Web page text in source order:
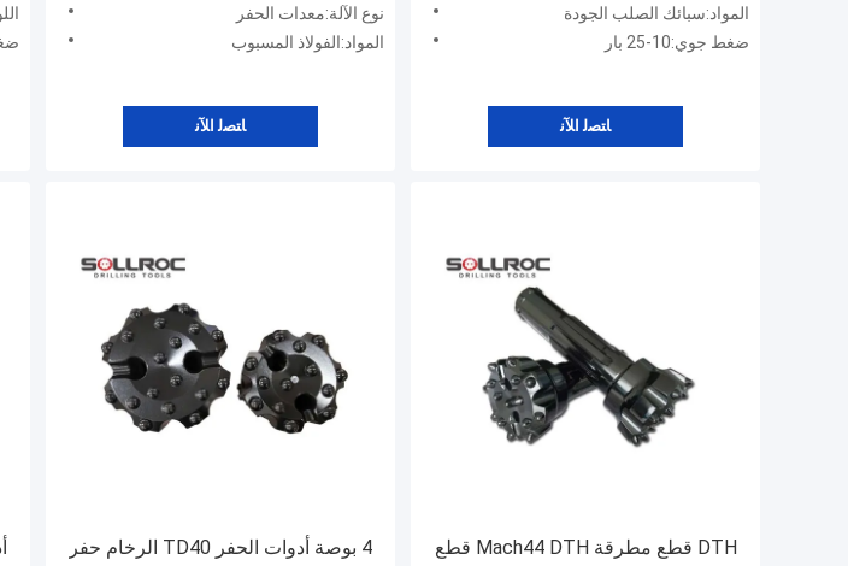
نوع الآلة:معدات الحفر
المواد:الفولاذ المسبوب
ﺎﺘﺼﻟ ﺍﻶﻧ
المواد:سبائك الصلب الجودة
ضغط جوي:10-25 بار
ﺎﺘﺼﻟ ﺍﻶﻧ
4 بوصة أدوات الحفر TD40 الرخام حفر
DTH قطع مطرقة Mach44 DTH قطع